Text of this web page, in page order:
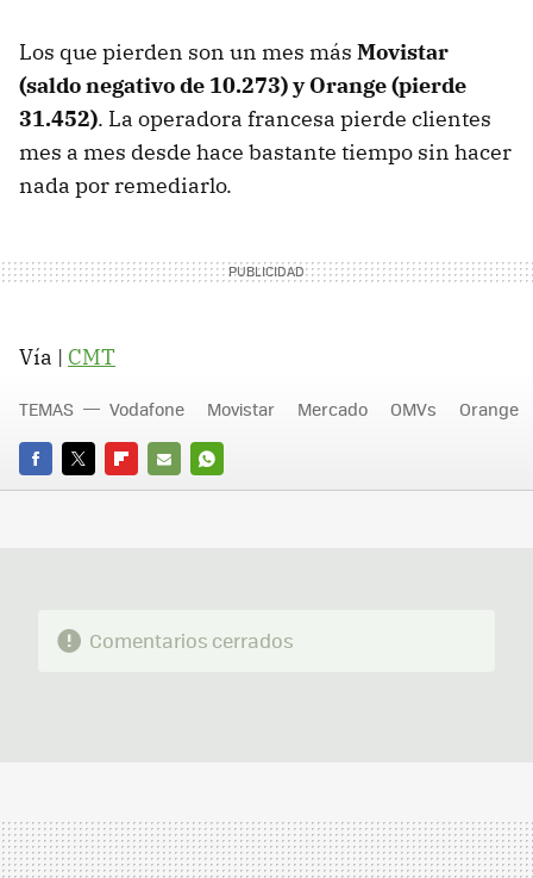
Los que pierden son un mes más Movistar
(saldo negativo de 10.273) y Orange (pierde
31.452). La operadora francesa pierde clientes
mes a mes desde hace bastante tiempo sin hacer
nada por remediarlo.
Vía | CMT
FACEBOOK
TWITTERFLIPBOARD
E-
WHATSAPP
TEMAS Vodafone Movistar Mercado OMVs Orange
Comentarios cerrados